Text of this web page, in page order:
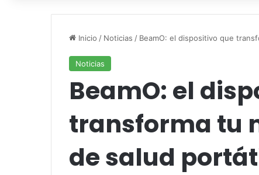
Inicio / Noticias / BeamO: el dispositivo que
Noticias
BeamO: el
transforma tu
de salud